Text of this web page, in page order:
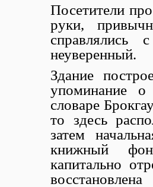
Посетители
руки,
неуверенный.
Здание
упоминание о
словаре
то здесь
затем
книжный
капитально